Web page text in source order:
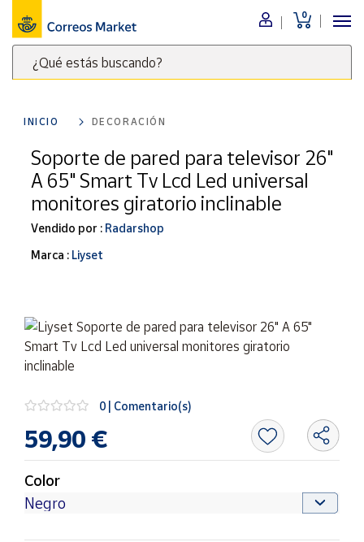
0
¿Qué estás buscando?
clave
para
buscar
productos
Correos
Menú
Nuestro
catálogo
Alimentación
Bebidas
Ocio y cultura
Juguetes y
juegos
Libros y
Tienda de
Correos
Artesanía
Oficina y
Para Canarias,
Ceuta y Melilla
Más
INICIO DECORACIÓN
Soporte de pared para televisor 26"
A 65" Smart Tv Lcd Led universal
monitores giratorio inclinable
Vendido por : Radarshop
Marca : Liyset
0 | Comentario(s)
59,90 €
Color